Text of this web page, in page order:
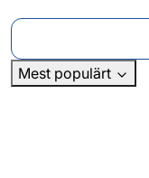
Mest populärt